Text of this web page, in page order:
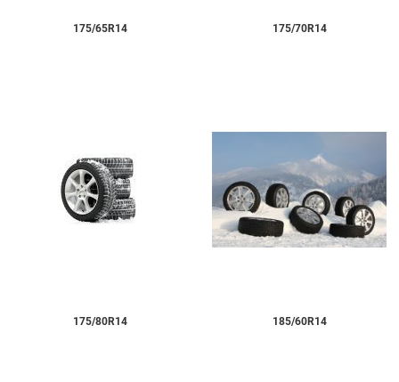
175/65R14 175/70R14
175/80R14 185/60R14